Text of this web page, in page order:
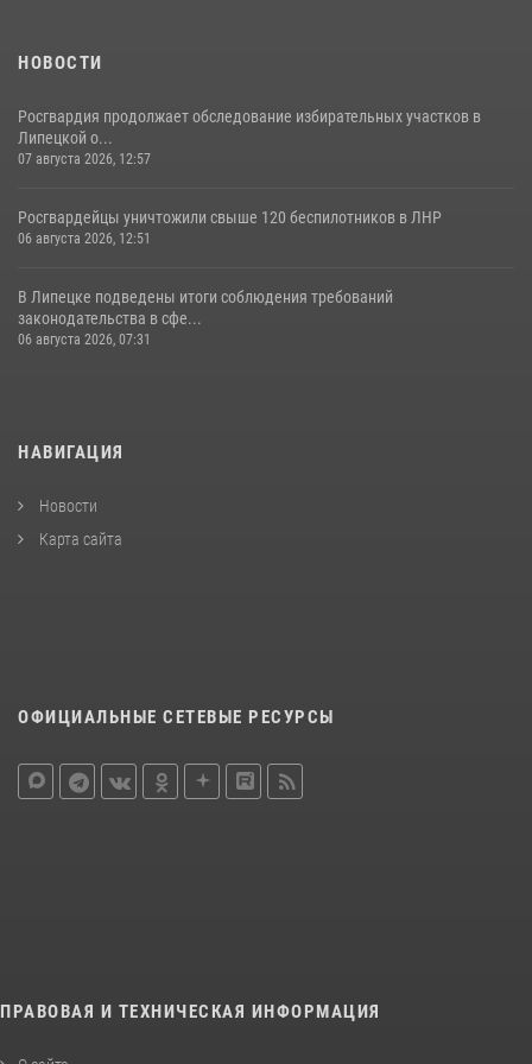
НОВОСТИ
Росгвардия продолжает обследование избирательных участков в
Липецкой о...
07 августа 2026, 12:57
Росгвардейцы уничтожили свыше 120 беспилотников в ЛНР
06 августа 2026, 12:51
В Липецке подведены итоги соблюдения требований
законодательства в сфе...
06 августа 2026, 07:31
НАВИГАЦИЯ
Новости
Карта сайта
ОФИЦИАЛЬНЫЕ СЕТЕВЫЕ РЕСУРСЫ
ПРАВОВАЯ И ТЕХНИЧЕСКАЯ ИНФОРМАЦИЯ